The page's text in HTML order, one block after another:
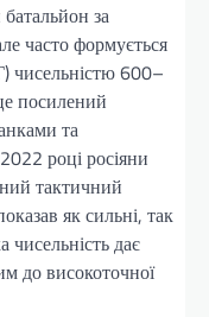
за
часто формується
чисельністю 600–
посилений
та
році росіяни
тактичний
як сильні, так
чисельність дає
до високоточної